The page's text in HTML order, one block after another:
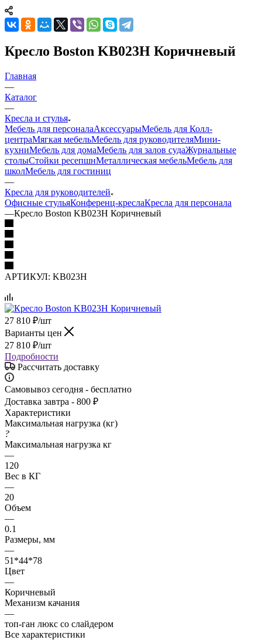
Кресло Boston KB023H Коричневый
Главная
—
Каталог
—
Кресла и стулья
Мебель для персоналаАксессуарыМебель для Колл-
центраМягкая мебельМебель для руководителяМини-
кухниМебель для домаМебель для залов судаЖурнальные
столыСтойки ресепшнМеталлическая мебельМебель для
школМебель для гостиниц
—
Кресла для руководителей
Офисные стульяКонференц-креслаКресла для персонала
—Кресло Boston KB023H Коричневый
АРТИКУЛ: KB023H
27 810 ₽/шт
Варианты цен
27 810 ₽/шт
Подробности
Рассчитать доставку
Самовывоз сегодня - бесплатно
Доставка завтра - 800 ₽
Характеристики
Максимальная нагрузка (кг)
?
Максимальная нагрузка кг
—
120
Вес в КГ
—
20
Объем
—
0.1
Размеры, мм
—
51*44*78
Цвет
—
Коричневый
Механизм качания
—
топ-ган люкс со слайдером
Все характеристики